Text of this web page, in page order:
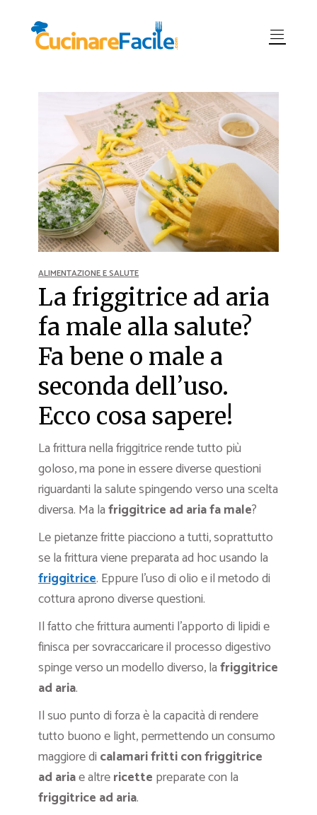
ALIMENTAZIONE E SALUTE
La friggitrice ad aria
fa male alla salute?
Fa bene o male a
seconda dell’uso.
Ecco cosa sapere!
La frittura nella friggitrice rende tutto più
goloso, ma pone in essere diverse questioni
riguardanti la salute spingendo verso una scelta
diversa. Ma lafriggitrice ad aria fa male?
Le pietanze fritte piacciono a tutti, soprattutto
se la frittura viene preparata ad hoc usando la
friggitrice. Eppure l’uso di olio e il metodo di
cottura aprono diverse questioni.
Il fatto che frittura aumenti l’apporto di lipidi e
finisca per sovraccaricare il processo digestivo
spinge verso un modello diverso, lafriggitrice
ad aria.
Il suo punto di forza è la capacità di rendere
tutto buono e light, permettendo un consumo
maggiore di calamari fritti con friggitrice
ad ariae altrericette preparate con la
friggitrice ad aria.